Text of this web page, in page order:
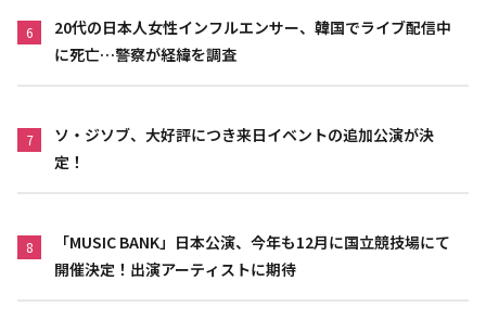
6
20代の日本人女性インフルエンサー、韓国でライブ配信中
に死亡…警察が経緯を調査
7
ソ・ジソブ、大好評につき来日イベントの追加公演が決
定！
8
「MUSIC BANK」日本公演、今年も12月に国立競技場にて
開催決定！出演アーティストに期待